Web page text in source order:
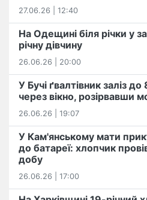
27.06.26 | 12:40
На Одещині біля річки у
річну дівчину
26.06.26 | 20:00
У Бучі ґвалтівник заліз до
через вікно, розірвавши
26.06.26 | 19:07
У Кам'янському мати
до батареї: хлопчик
добу
26.06.26 | 17:00